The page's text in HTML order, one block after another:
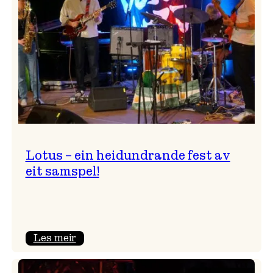
NTNU!
Lotus – ein heidundrande fest av
eit samspel!
Les meir:
–